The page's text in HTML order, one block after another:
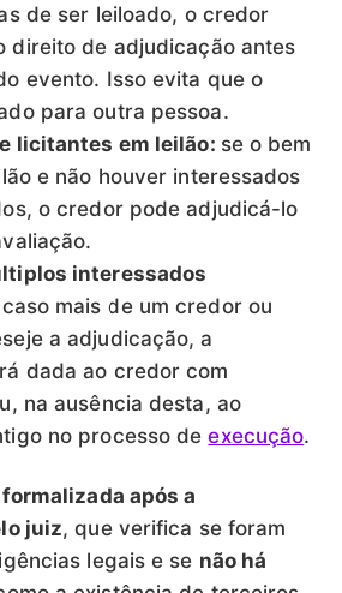
de ser leiloado, o credor
direito de adjudicação antes
evento. Isso evita que o
para outra pessoa.
licitantes em leilão: se o bem
e não houver interessados
o credor pode adjudicá-lo
interessados
caso mais de um credor ou
a adjudicação, a
dada ao credor com
na ausência desta, ao
no processo deexecução.
após a
juiz, que verifica se foram
legais e se não há